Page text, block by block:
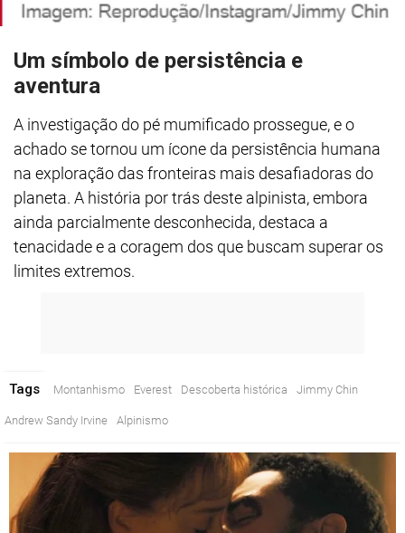
Um símbolo de persistência e
aventura
A investigação do pé mumificado prossegue, e o
achado se tornou um ícone da persistência humana
na exploração das fronteiras mais desafiadoras do
planeta. A história por trás deste alpinista, embora
ainda parcialmente desconhecida, destaca a
tenacidade e a coragem dos que buscam superar os
limites extremos.
Tags Montanhismo Everest Descoberta histórica Jimmy Chin
Andrew Sandy Irvine Alpinismo